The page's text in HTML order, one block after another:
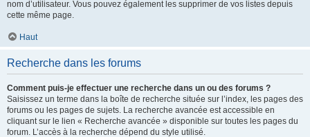
nom d’utilisateur. Vous pouvez également les supprimer de vos listes depuis
cette même page.
Haut
Recherche dans les forums
Comment puis-je effectuer une recherche dans un ou des forums ?
Saisissez un terme dans la boîte de recherche située sur l’index, les pages des
forums ou les pages de sujets. La recherche avancée est accessible en
cliquant sur le lien « Recherche avancée » disponible sur toutes les pages du
forum. L’accès à la recherche dépend du style utilisé.